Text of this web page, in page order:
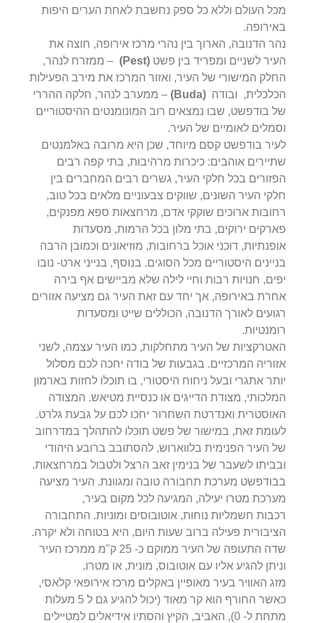
מכל העולם וללא כל ספק נחשבת לאחת הערים היפות
באירופה.
נהר הדנובה, הארוך בין נהרי מרכז אירופה, חוצה את
העיר לשניים ומפריד בין פשט (Pest)
– ממזרח לנהר,
החלק המישורי של העיר, ואזור המרכז את מירב הפעילות
הכלכלית, ובודה (Buda)
– ממערב לנהר, חלקה ההררי
של בודפשט, שבו נמצאים רוב המונומנטים ההיסטוריים
וסמלים לאומיים של העיר.
לעיר בודפשט קסם מיוחד, שכן היא מרובה באלמנטים
שתיירים אוהבים: כיכרות מרהיבות, בתי קפה רבים
הפזורים בכל חלקי העיר, גשרים רבים המחברים בין
חלקי העיר השונים, שווקים צבעוניים מלאים בכל טוב,
רחובות ארוכים שוקקי אדם, מרחצאות ספא מפנקים,
פארקים ירוקים, בתי מלון בכל הרמות, מסעדות
אופנתיות, דוכני אוכל ברחובות, מוזיאונים וכמובן הרבה
בניינים היסטוריים מכל הסוגים. בנוסף, בנייני ארט- נובו
יפים, חנויות רבות וחיי לילה שלא מביישים אף בירה
אחרת באירופה, אך יחד עם זאת העיר גם מציעה אזורים
רגועים לאורך הדנובה, הכוללים שייט ומסעדות
רומנטיות.
האטרקציות של העיר מתחלקות, כמו העיר עצמה, לשני
אזוריה המרכזיים. בגבעות של בודה יחכה לכם מסלול
יותר אתגרי ובעל ניחוח היסטורי, בו תוכלו לחזות בארמון
המלכותי, מצודת הדייגים או כנסיית מטיאש. המצודה
האוסטרית ואנדרטת השחרור יחכו לכם על גבעת גלרט.
לעומת זאת, במישור של פשט תוכלו להתהלך במדרחוב
של העיר הפנימית בלווארוש, להסתובב ברובע היהודי
ובביתו לשעבר של בנימין זאב הרצל ולטבול במרחצאות.
בבודפשט מערכת תחבורה טובה ומגוונת. העיר מציעה
מערכת מטרו יעילה, המגיעה לכל מקום בעיר,
רכבות חשמליות נוחות, אוטובוסים ומוניות. התחבורה
הציבורית פעילה ברוב שעות היום, היא בטוחה ולא יקרה.
שדה התעופה של העיר ממוקם כ- 25 ק"מ ממרכז העיר
וניתן להגיע אליו עם אוטובוס, מונית, או מטרו.
מזג האוויר בעיר מאופיין באקלים מרכז אירופאי קלאסי,
כאשר החורף הוא קר מאוד (יכול להגיע גם ל 5 מעלות
מתחת ל- 0), האביב, הקיץ והסתיו אידיאלים למטיילים